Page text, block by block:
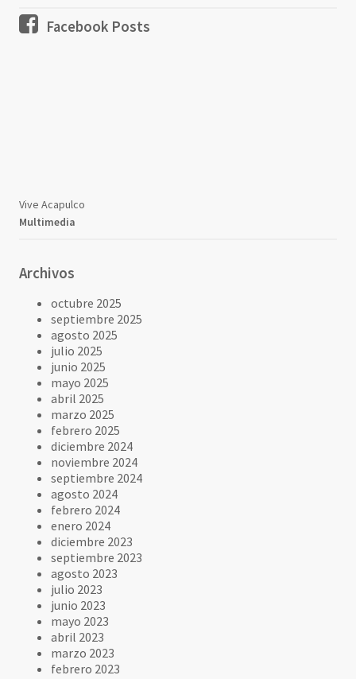
Facebook Posts
Vive Acapulco
Multimedia
Archivos
octubre 2025
septiembre 2025
agosto 2025
julio 2025
junio 2025
mayo 2025
abril 2025
marzo 2025
febrero 2025
diciembre 2024
noviembre 2024
septiembre 2024
agosto 2024
febrero 2024
enero 2024
diciembre 2023
septiembre 2023
agosto 2023
julio 2023
junio 2023
mayo 2023
abril 2023
marzo 2023
febrero 2023